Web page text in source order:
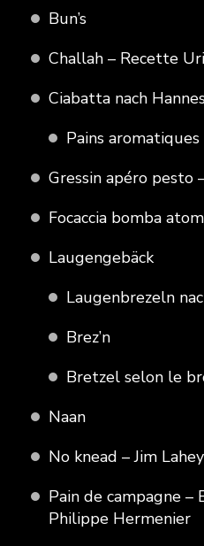
Bun’s
Challah – Recette
Ciabatta nach
Pains
Gressin apéro pesto
Focaccia bomba
Laugengebäck
Laugenbrezeln
Brez’n
Bretzel selon le
Naan
No knead – Jim Lahey
Pain de campagne –
Philippe Hermenier